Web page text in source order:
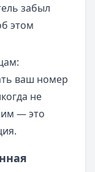
забыл
этом
ваш номер
не
— это